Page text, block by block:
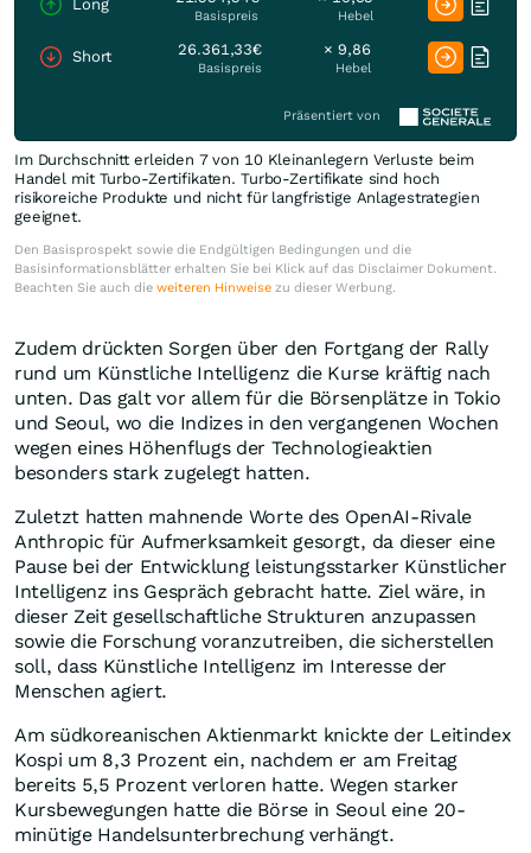
Long
Basispreis Hebel
Short 26.361,33€
Basispreis
× 9,86
Hebel
Präsentiert von
Im Durchschnitt erleiden 7 von 10 Kleinanlegern Verluste beim
Handel mit Turbo-Zertifikaten. Turbo-Zertifikate sind hoch
risikoreiche Produkte und nicht für langfristige Anlagestrategien
geeignet.
Den Basisprospekt sowie die Endgültigen Bedingungen und die
Basisinformationsblätter erhalten Sie bei Klick auf das Disclaimer Dokument.
Beachten Sie auch die weiteren Hinweise zu dieser Werbung.
Zudem drückten Sorgen über den Fortgang der Rally
rund um Künstliche Intelligenz die Kurse kräftig nach
unten. Das galt vor allem für die Börsenplätze in Tokio
und Seoul, wo die Indizes in den vergangenen Wochen
wegen eines Höhenflugs der Technologieaktien
besonders stark zugelegt hatten.
Zuletzt hatten mahnende Worte des OpenAI-Rivale
Anthropic für Aufmerksamkeit gesorgt, da dieser eine
Pause bei der Entwicklung leistungsstarker Künstlicher
Intelligenz ins Gespräch gebracht hatte. Ziel wäre, in
dieser Zeit gesellschaftliche Strukturen anzupassen
sowie die Forschung voranzutreiben, die sicherstellen
soll, dass Künstliche Intelligenz im Interesse der
Menschen agiert.
Am südkoreanischen Aktienmarkt knickte der Leitindex
Kospi um 8,3 Prozent ein, nachdem er am Freitag
bereits 5,5 Prozent verloren hatte. Wegen starker
Kursbewegungen hatte die Börse in Seoul eine 20-
minütige Handelsunterbrechung verhängt.